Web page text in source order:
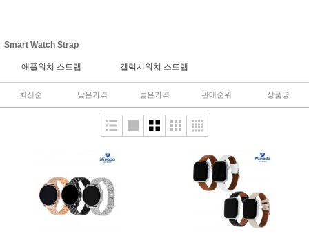
Smart Watch Strap
애플워치 스트랩 갤럭시워치 스트랩
최신순 낮은가격 높은가격 판매순위 상품명